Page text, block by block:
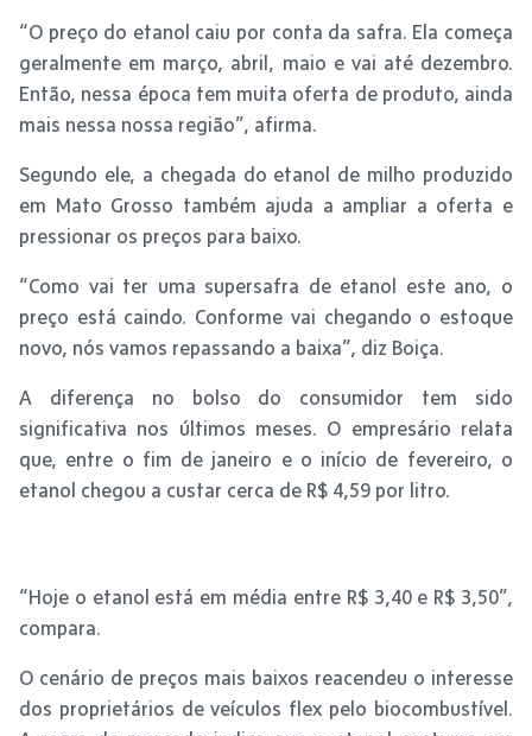
“O preço do etanol caiu por conta da safra. Ela começa
geralmente em março, abril, maio e vai até dezembro.
Então, nessa época tem muita oferta de produto, ainda
mais nessa nossa região”, afirma.
Segundo ele, a chegada do etanol de milho produzido
em Mato Grosso também ajuda a ampliar a oferta e
pressionar os preços para baixo.
“Como vai ter uma supersafra de etanol este ano, o
preço está caindo. Conforme vai chegando o estoque
novo, nós vamos repassando a baixa”, diz Boiça.
A diferença no bolso do consumidor tem sido
significativa nos últimos meses. O empresário relata
que, entre o fim de janeiro e o início de fevereiro, o
etanol chegou a custar cerca de R$ 4,59 por litro.
“Hoje o etanol está em média entre R$ 3,40 e R$ 3,50”,
compara.
O cenário de preços mais baixos reacendeu o interesse
dos proprietários de veículos flex pelo biocombustível.